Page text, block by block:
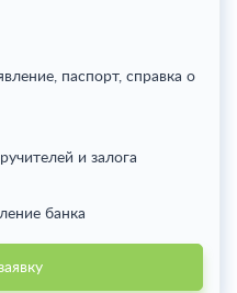
паспорт, справка о
и залога
банка